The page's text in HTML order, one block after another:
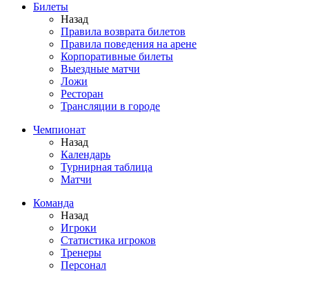
Билеты
Назад
Правила возврата билетов
Правила поведения на арене
Корпоративные билеты
Выездные матчи
Ложи
Ресторан
Трансляции в городе
Чемпионат
Назад
Календарь
Турнирная таблица
Матчи
Команда
Назад
Игроки
Статистика игроков
Тренеры
Персонал